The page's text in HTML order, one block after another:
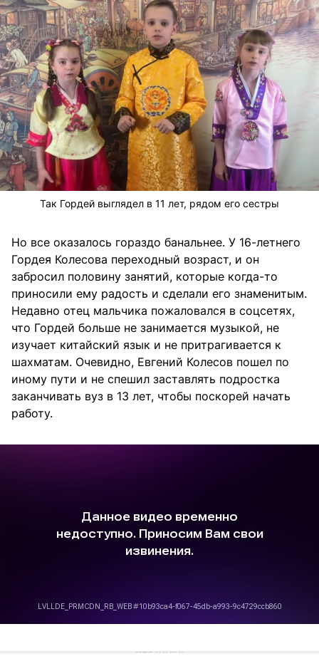
Так Гордей выглядел в 11 лет, рядом его сестры
Но все оказалось гораздо банальнее. У 16-летнего
Гордея Колесова переходный возраст, и он
забросил половину занятий, которые когда-то
приносили ему радость и сделали его знаменитым.
Недавно отец мальчика пожаловался в соцсетях,
что Гордей больше не занимается музыкой, не
изучает китайский язык и не притрагивается к
шахматам. Очевидно, Евгений Колесов пошел по
иному пути и не спешил заставлять подростка
заканчивать вуз в 13 лет, чтобы поскорей начать
работу.